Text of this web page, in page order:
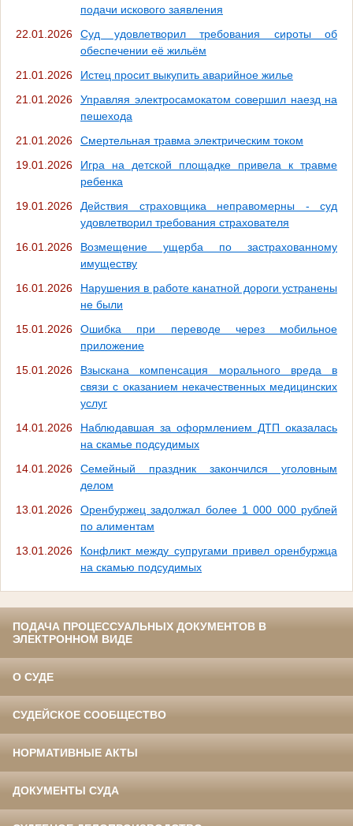
подачи искового заявления
22.01.2026
Суд удовлетворил требования сироты об
обеспечении её жильём
21.01.2026
Истец просит выкупить аварийное жилье
21.01.2026
Управляя электросамокатом совершил наезд на
пешехода
21.01.2026
Смертельная травма электрическим током
19.01.2026
Игра на детской площадке привела к травме
ребенка
19.01.2026
Действия страховщика неправомерны - суд
удовлетворил требования страхователя
16.01.2026
Возмещение ущерба по застрахованному
имуществу
16.01.2026
Нарушения в работе канатной дороги устранены
не были
15.01.2026
Ошибка при переводе через мобильное
приложение
15.01.2026
Взыскана компенсация морального вреда в
связи с оказанием некачественных медицинских
услуг
14.01.2026
Наблюдавшая за оформлением ДТП оказалась
на скамье подсудимых
14.01.2026
Семейный праздник закончился уголовным
делом
13.01.2026
Оренбуржец задолжал более 1 000 000 рублей
по алиментам
13.01.2026
Конфликт между супругами привел оренбуржца
на скамью подсудимых
ПОДАЧА ПРОЦЕССУАЛЬНЫХ ДОКУМЕНТОВ В
ЭЛЕКТРОННОМ ВИДЕ
О СУДЕ
СУДЕЙСКОЕ СООБЩЕСТВО
НОРМАТИВНЫЕ АКТЫ
ДОКУМЕНТЫ СУДА